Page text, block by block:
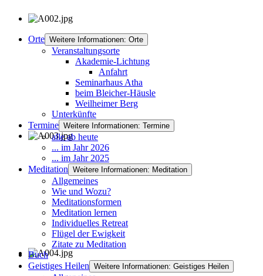
Orte Weitere Informationen: Orte
Veranstaltungsorte
Akademie-Lichtung
Anfahrt
Seminarhaus Atha
beim Bleicher-Häusle
Weilheimer Berg
Unterkünfte
Termine Weitere Informationen: Termine
alle ab heute
... im Jahr 2026
... im Jahr 2025
Meditation Weitere Informationen: Meditation
Allgemeines
Wie und Wozu?
Meditationsformen
Meditation lernen
Individuelles Retreat
Flügel der Ewigkeit
Zitate zu Meditation
Buch
Geistiges Heilen Weitere Informationen: Geistiges Heilen